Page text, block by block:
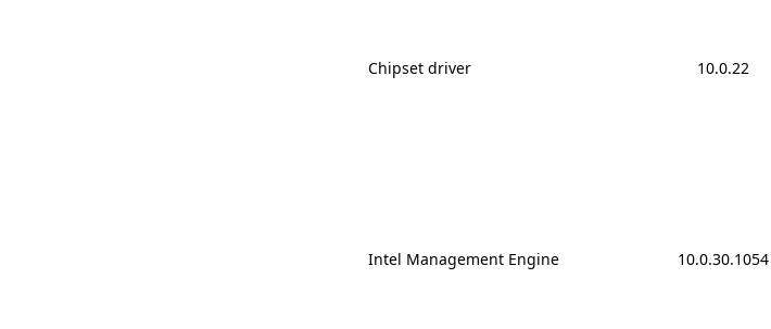
Chipset driver 10.0.22
Intel Management Engine 10.0.30.1054